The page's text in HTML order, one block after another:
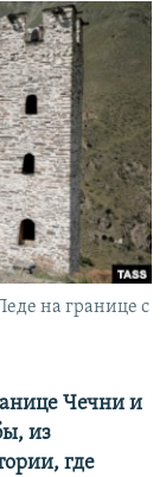
на границе с
Чечни и
из
где